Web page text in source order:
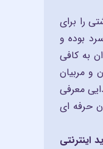
را برای
بوده و
به کافی
و مربیان
معرفی
حرفه ای
اینترنتی